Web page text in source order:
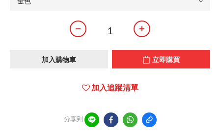
加入購物車 立即購買
加入追蹤清單
分享到